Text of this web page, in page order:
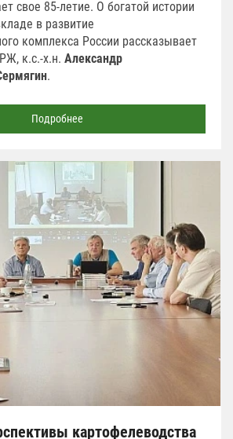
свое 85-летие. О богатой истории
в развитие
комплекса России рассказывает
к.с.-х.н. Александр
.
Подробнее
картофелеводства